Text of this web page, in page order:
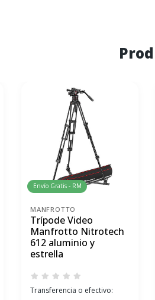
Envío Gratis - RM
MANFROTTO
Trípode Video
Manfrotto Nitrotech
612 aluminio y
estrella
Transferencia o efectivo: